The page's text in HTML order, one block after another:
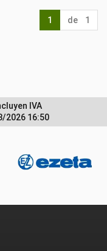
1 de 1
IVA
2026 16:50